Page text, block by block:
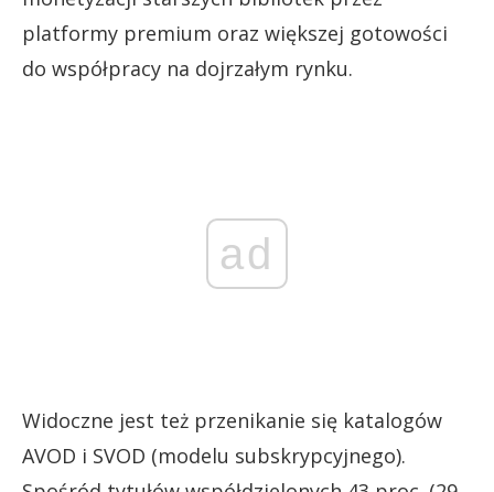
platformy premium oraz większej gotowości
do współpracy na dojrzałym rynku.
ad
Widoczne jest też przenikanie się katalogów
AVOD i SVOD (modelu subskrypcyjnego).